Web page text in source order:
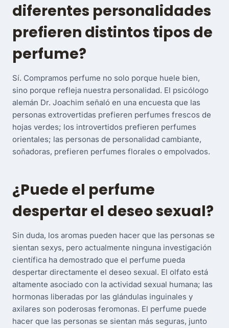
diferentes personalidades
prefieren distintos tipos de
perfume?
Sí. Compramos perfume no solo porque huele bien,
sino porque refleja nuestra personalidad. El psicólogo
alemán Dr. Joachim señaló en una encuesta que las
personas extrovertidas prefieren perfumes frescos de
hojas verdes; los introvertidos prefieren perfumes
orientales; las personas de personalidad cambiante,
soñadoras, prefieren perfumes florales o empolvados.
¿Puede el perfume
despertar el deseo sexual?
Sin duda, los aromas pueden hacer que las personas se
sientan sexys, pero actualmente ninguna investigación
científica ha demostrado que el perfume pueda
despertar directamente el deseo sexual. El olfato está
altamente asociado con la actividad sexual humana; las
hormonas liberadas por las glándulas inguinales y
axilares son poderosas feromonas. El perfume puede
hacer que las personas se sientan más seguras, junto